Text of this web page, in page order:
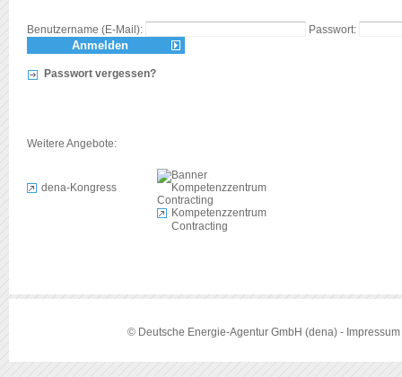
Benutzername (E-Mail): Passwort:
Passwort vergessen?
Weitere Angebote:
dena-Kongress
Kompetenzzentrum
Contracting
© Deutsche Energie-Agentur GmbH (dena) - Impressum